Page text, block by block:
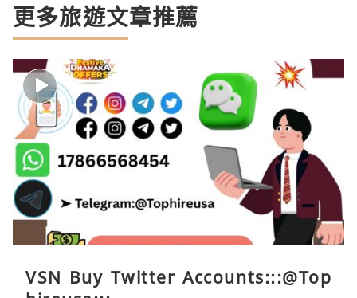
更多旅遊文章推薦
VSN Buy Twitter Accounts:::@Top